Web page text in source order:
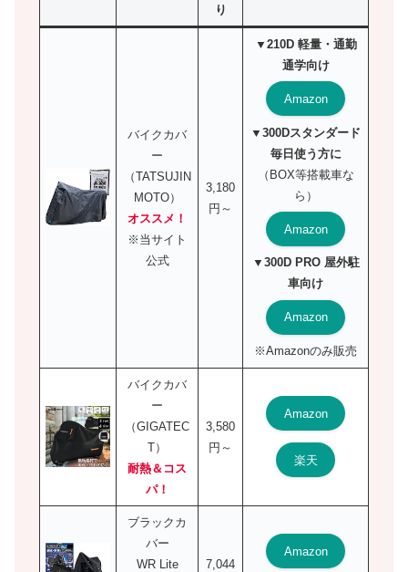
り
バイクカバ
ー
（TATSUJIN
MOTO）
オススメ！
※当サイト
公式
3,180
円～
▼210D 軽量・通勤
通学向け
Amazon
▼300Dスタンダード
毎日使う方に
（BOX等搭載車な
ら）
Amazon
▼300D PRO 屋外駐
車向け
Amazon
※Amazonのみ販売
バイクカバ
ー
（GIGATEC
T）
耐熱＆コス
パ！
3,580
円～
Amazon
楽天
ブラックカ
バー
WR Lite
7,044
Amazon